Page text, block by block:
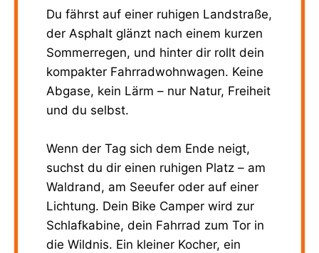
Du fährst auf einer ruhigen Landstraße,
der Asphalt glänzt nach einem kurzen
Sommerregen, und hinter dir rollt dein
kompakter Fahrradwohnwagen. Keine
Abgase, kein Lärm – nur Natur, Freiheit
und du selbst.
Wenn der Tag sich dem Ende neigt,
suchst du dir einen ruhigen Platz – am
Waldrand, am Seeufer oder auf einer
Lichtung. Dein Bike Camper wird zur
Schlafkabine, dein Fahrrad zum Tor in
die Wildnis. Ein kleiner Kocher, ein